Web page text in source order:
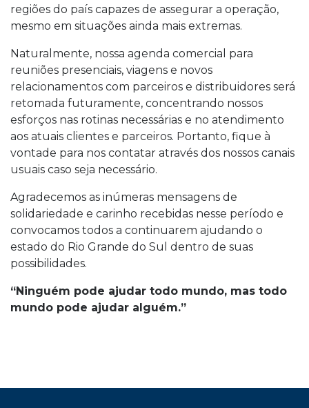
regiões do país capazes de assegurar a operação,
mesmo em situações ainda mais extremas.
Naturalmente, nossa agenda comercial para
reuniões presenciais, viagens e novos
relacionamentos com parceiros e distribuidores será
retomada futuramente, concentrando nossos
esforços nas rotinas necessárias e no atendimento
aos atuais clientes e parceiros. Portanto, fique à
vontade para nos contatar através dos nossos canais
usuais caso seja necessário.
Agradecemos as inúmeras mensagens de
solidariedade e carinho recebidas nesse período e
convocamos todos a continuarem ajudando o
estado do Rio Grande do Sul dentro de suas
possibilidades.
“Ninguém pode ajudar todo mundo, mas todo
mundo pode ajudar alguém.”